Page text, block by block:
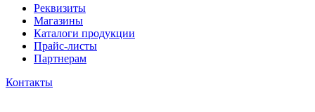
Реквизиты
Магазины
Каталоги продукции
Прайс-листы
Партнерам
Контакты